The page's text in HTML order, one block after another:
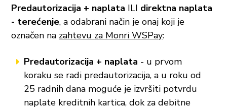
Predautorizacija + naplata ILI direktna naplata
- terećenje, a odabrani način je onaj koji je
označen na zahtevu za Monri WSPay:
Predautorizacija + naplata - u prvom
koraku se radi predautorizacija, a u roku od
25 radnih dana moguće je izvršiti potvrdu
naplate kreditnih kartica, dok za debitne